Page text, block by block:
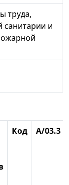
труда,
санитарии и
Код A/03.3